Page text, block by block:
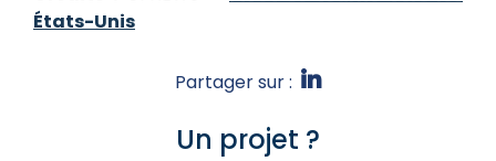
États-Unis
Partager sur :
Un projet ?